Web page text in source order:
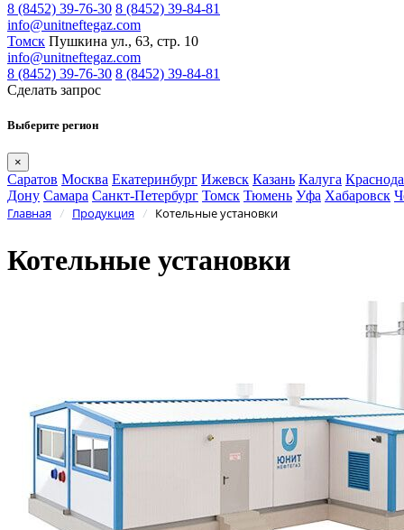
8 (8452) 39-76-30 8 (8452) 39-84-81
info@unitneftegaz.com
Томск Пушкина ул., 63, стр. 10
info@unitneftegaz.com
8 (8452) 39-76-30 8 (8452) 39-84-81
Сделать запрос
Выберите регион
×
Саратов Москва Екатеринбург Ижевск Казань Калуга
Дону Самара Санкт-Петербург Томск Тюмень Уфа Хабаровск
Главная / Продукция / Котельные установки
Котельные установки